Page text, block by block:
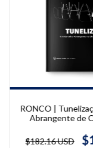
RONCO |
Abrangente de
$182.16 USD